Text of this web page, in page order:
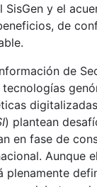
SisGen y el
de
de
tecnologías
) plantean
en fase de
Aunque
plenamente